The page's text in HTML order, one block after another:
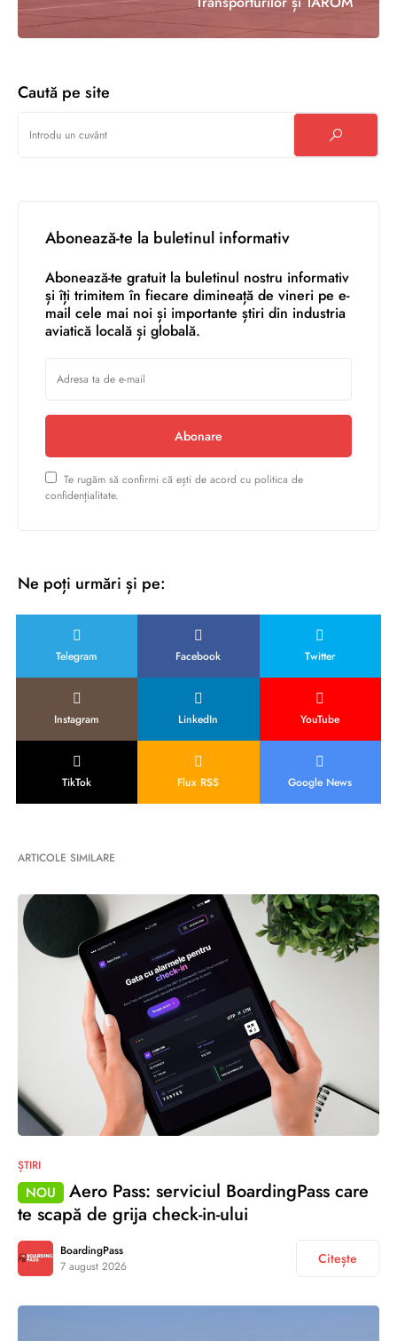
Caută pe site
Abonează-te la buletinul informativ
Abonează-te gratuit la buletinul nostru informativ
și îți trimitem în fiecare dimineață de vineri pe e-
mail cele mai noi și importante știri din industria
aviatică locală și globală.
Abonare
Te rugăm să confirmi că ești de acord cu politica de
confidențialitate.
Ne poți urmări și pe:
Telegram Facebook Twitter
Instagram LinkedIn YouTube
TikTok Flux RSS Google News
ARTICOLE SIMILARE
ȘTIRI
NOU
Aero Pass: serviciul BoardingPass care
te scapă de grija check-in-ului
BoardingPass
7 august 2026
Citește